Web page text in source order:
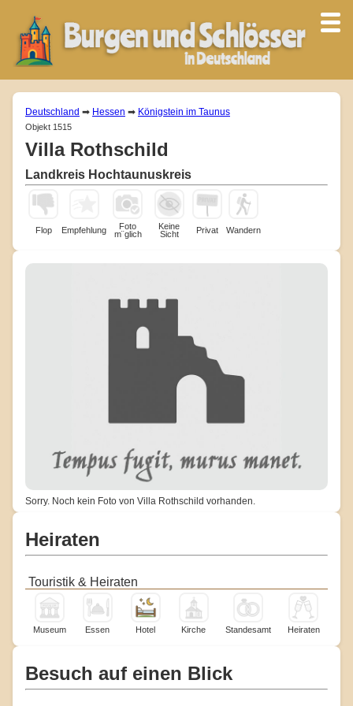
Deutschland ➡ Hessen ➡ Königstein im Taunus
Objekt 1515
Villa Rothschild
Landkreis Hochtaunuskreis
Flop Empfehlung
Foto
m¨glich
Keine
Sicht
Privat Wandern
Sorry. Noch kein Foto von Villa Rothschild vorhanden.
Heiraten
Touristik & Heiraten
Museum Essen Hotel Kirche Standesamt Heiraten
Besuch auf einen Blick